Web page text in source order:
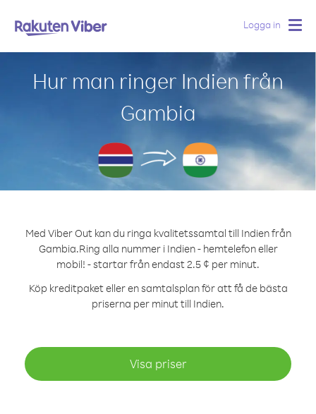
Logga in
Hur man ringer Indien från
Gambia
Med Viber Out kan du ringa kvalitetssamtal till Indien från
Gambia.Ring alla nummer i Indien - hemtelefon eller
mobil! - startar från endast 2.5 ¢ per minut.
Köp kreditpaket eller en samtalsplan för att få de bästa
priserna per minut till Indien.
Visa priser